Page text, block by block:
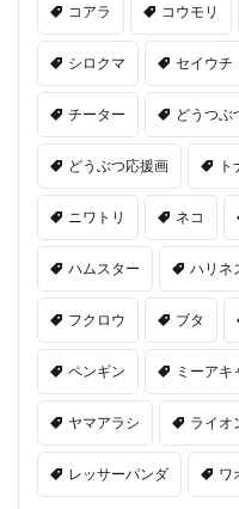
コアラ コウモリ
シロクマ セイウチ
チーター どうつぶ
どうぶつ応援画 ト
ニワトリ ネコ
ハムスター ハリネ
フクロウ ブタ
ペンギン ミーアキ
ヤマアラシ ライオ
レッサーパンダ ワ